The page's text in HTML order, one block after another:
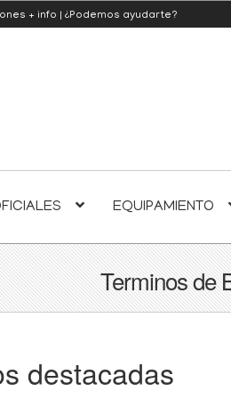
+ info |¿Podemos ayudarte?
EQUIPAMIENTO
Terminos de
destacadas